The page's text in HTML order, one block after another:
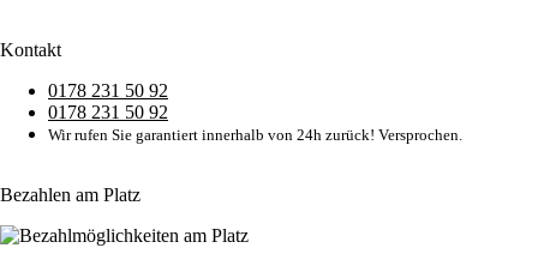
Kontakt
0178 231 50 92
0178 231 50 92
Wir rufen Sie garantiert innerhalb von 24h zurück! Versprochen.
Bezahlen am Platz